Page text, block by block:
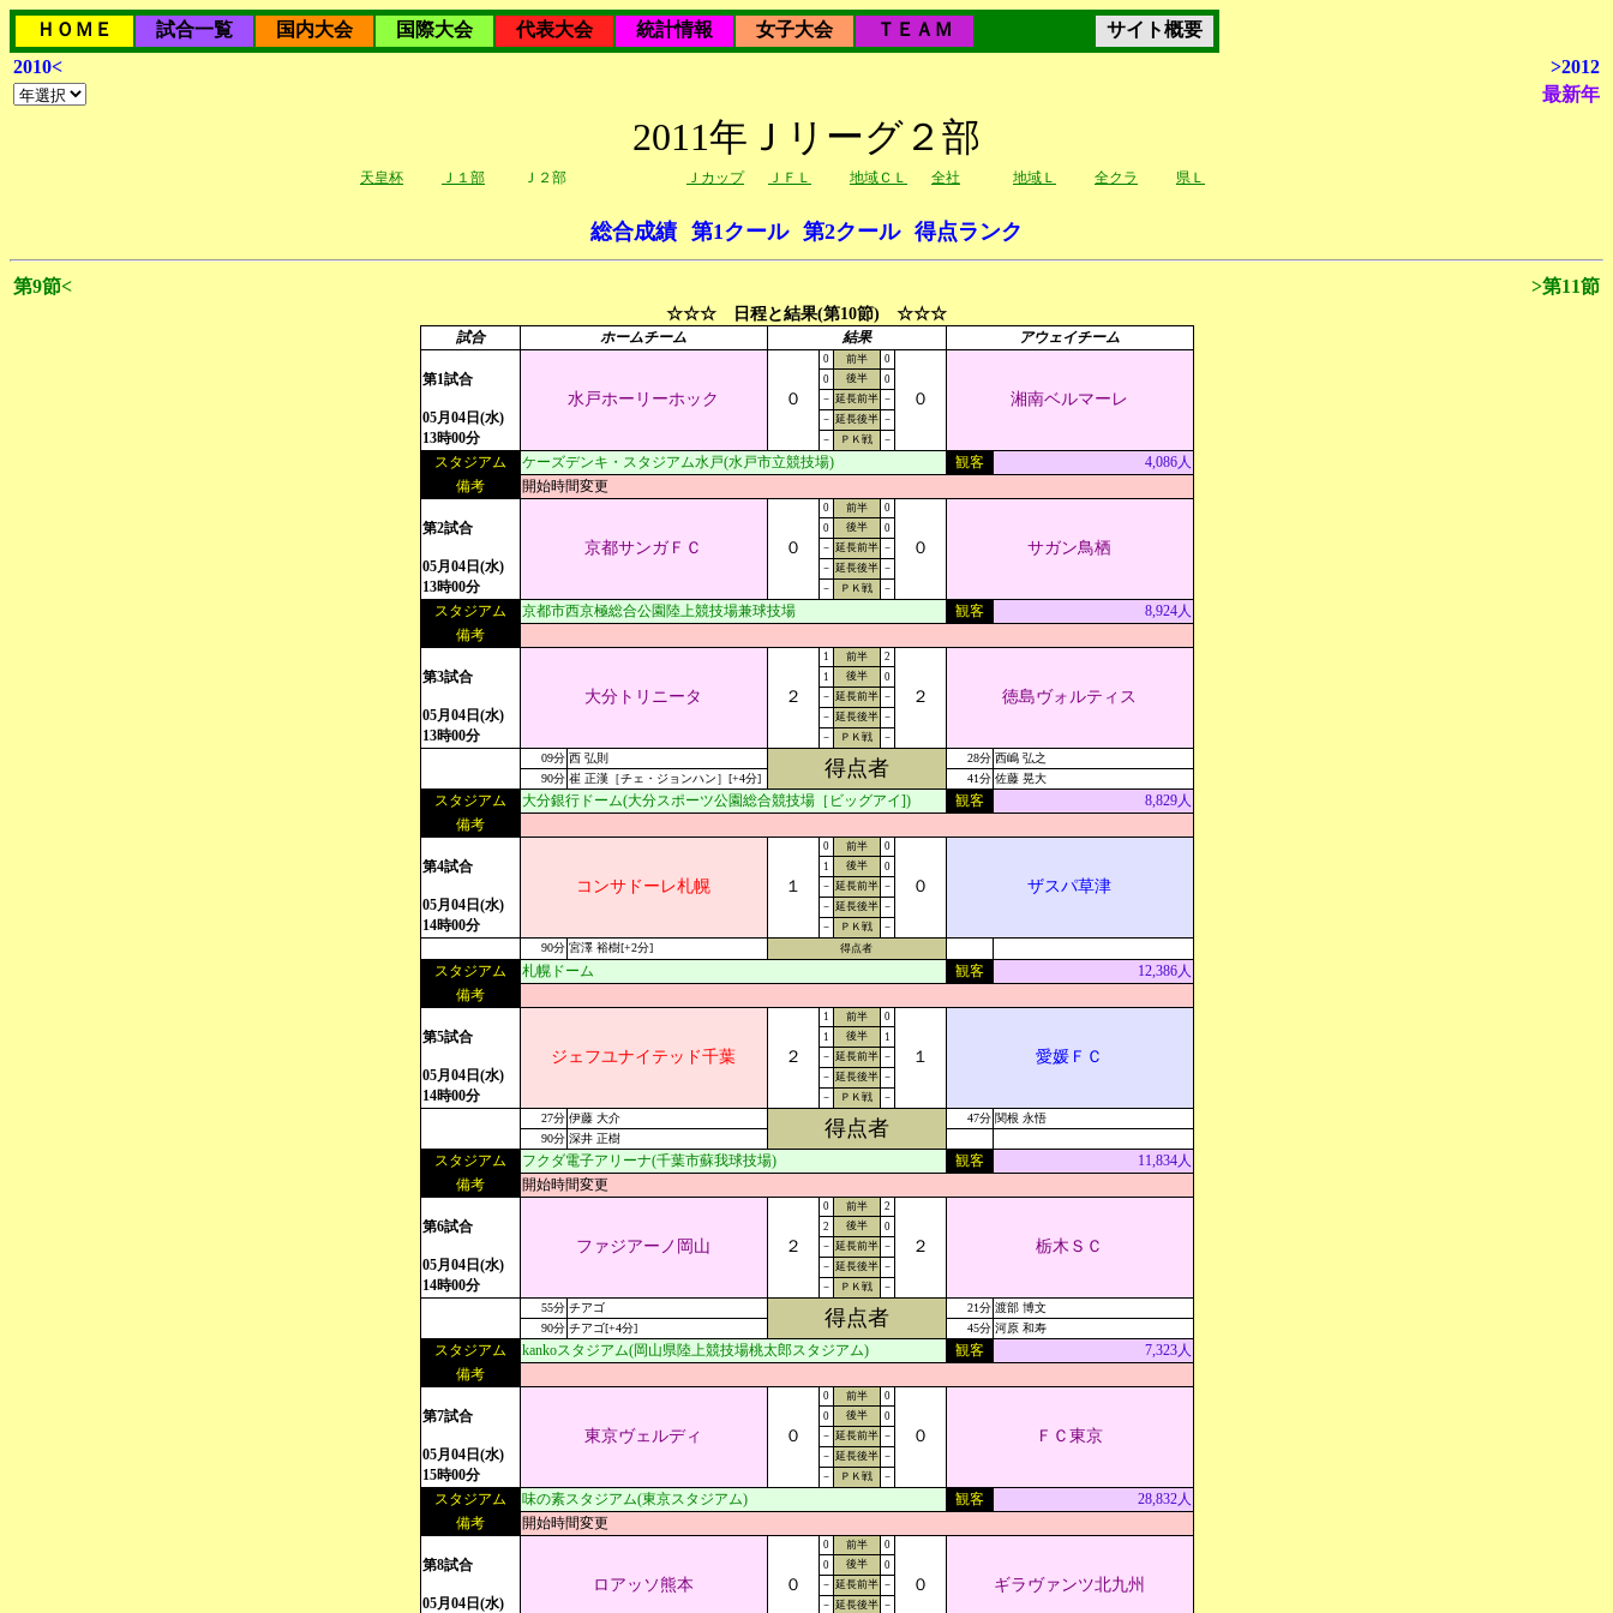
ＨＯＭＥ 試合一覧 国内大会 国際大会 代表大会 統計情報 女子大会 ＴＥＡＭ
サイト概要
2010<
>2012
最新年
2011年Ｊリーグ２部
天皇杯 Ｊ１部 Ｊ２部 Ｊカップ ＪＦＬ 地域ＣＬ 全社 地域Ｌ 全クラ 県Ｌ
総合成績 第1クール 第2クール 得点ランク
第9節< >第11節
☆☆☆ 日程と結果(第10節) ☆☆☆
試合 ホームチーム 結果 アウェイチーム
第1試合
05月04日(水)
13時00分
水戸ホーリーホック ０
0 前半 0
０ 湘南ベルマーレ
0 後半
0
－ 延長前半 －
－ 延長後半 －
－
ＰＫ戦 －
スタジアム ケーズデンキ・スタジアム水戸(水戸市立競技場) 観客
4,086人
備考
開始時間変更
第2試合
05月04日(水)
13時00分
京都サンガＦＣ ０
0 前半 0
０ サガン鳥栖
0 後半
0
－ 延長前半 －
－ 延長後半 －
－
ＰＫ戦 －
スタジアム 京都市西京極総合公園陸上競技場兼球技場 観客
8,924人
備考
第3試合
05月04日(水)
13時00分
大分トリニータ ２
1 前半 2
２ 徳島ヴォルティス
1 後半
0
－ 延長前半 －
－ 延長後半 －
－
ＰＫ戦 －
09分 西 弘則 得点者 28分 西嶋 弘之
90分 崔 正漢［チェ・ジョンハン］[+4分] 41分 佐藤 晃大
スタジアム 大分銀行ドーム(大分スポーツ公園総合競技場［ビッグアイ]) 観客
8,829人
備考
第4試合
05月04日(水)
14時00分
コンサドーレ札幌 １
0 前半 0
０ ザスパ草津
1 後半
0
－ 延長前半 －
－ 延長後半 －
－
ＰＫ戦 －
90分 宮澤 裕樹[+2分] 得点者
スタジアム 札幌ドーム 観客
12,386人
備考
第5試合
05月04日(水)
14時00分
ジェフユナイテッド千葉 ２
1 前半 0
１ 愛媛ＦＣ
1 後半
1
－ 延長前半 －
－ 延長後半 －
－
ＰＫ戦 －
27分 伊藤 大介 得点者 47分 関根 永悟
90分 深井 正樹
スタジアム フクダ電子アリーナ(千葉市蘇我球技場) 観客
11,834人
備考
開始時間変更
第6試合
05月04日(水)
14時00分
ファジアーノ岡山 ２
0 前半 2
２ 栃木ＳＣ
2 後半
0
－ 延長前半 －
－ 延長後半 －
－
ＰＫ戦 －
55分 チアゴ 得点者 21分 渡部 博文
90分 チアゴ[+4分] 45分 河原 和寿
スタジアム kankoスタジアム(岡山県陸上競技場桃太郎スタジアム) 観客
7,323人
備考
第7試合
05月04日(水)
15時00分
東京ヴェルディ ０
0 前半 0
０ ＦＣ東京
0 後半
0
－ 延長前半 －
－ 延長後半 －
－
ＰＫ戦 －
スタジアム 味の素スタジアム(東京スタジアム) 観客
28,832人
備考
開始時間変更
第8試合
05月04日(水)
ロアッソ熊本 ０
0 前半 0
０ ギラヴァンツ北九州
0 後半
0
－ 延長前半 －
－ 延長後半 －